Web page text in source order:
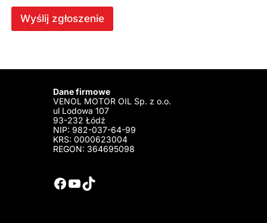
Wyślij zgłoszenie
Dane firmowe
VENOL MOTOR OIL Sp. z o.o.
ul Lodowa 107
93-232 Łódź
NIP: 982-037-64-99
KRS: 0000623004
REGON: 364695098
Facebook YouTube TikTok